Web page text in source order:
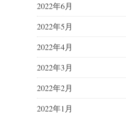
2022年6月
2022年5月
2022年4月
2022年3月
2022年2月
2022年1月